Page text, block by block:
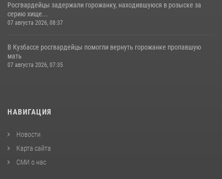
Росгвардейцы задержали горожанку, находившуюся в розыске за
серию хище...
07 августа 2026, 08:37
В Кузбассе росгвардейцы помогли вернуть горожанке пропавшую
мать
07 августа 2026, 07:35
НАВИГАЦИЯ
Новости
Карта сайта
СМИ о нас